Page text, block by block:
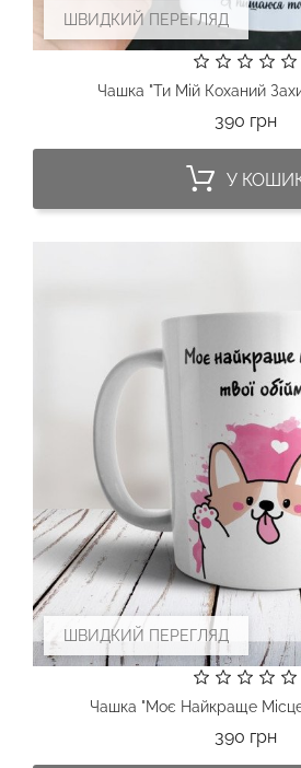
ШВИДКИЙ ПЕРЕГЛЯД
Чашка "Ти Мій Коханий
390 грнЦіна
У
ШВИДКИЙ ПЕРЕГЛЯД
Чашка "Моє Найкраще
390 грнЦіна